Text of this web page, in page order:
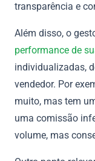
transparência e
Além disso, o
performance de
individualizadas,
vendedor. Por
muito, mas tem
uma comissão
volume, mas